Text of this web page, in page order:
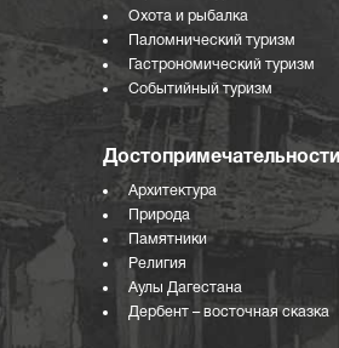
Охота и рыбалка
Паломнический туризм
Гастрономический туризм
Событийный туризм
Достопримечательности
Архитектура
Природа
Памятники
Религия
Аулы Дагестана
Дербент – восточная сказка